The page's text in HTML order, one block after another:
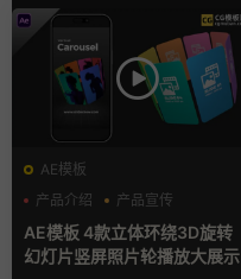
AE模板
产品介绍
产品宣传
产品展示
AE模板 4款立体环绕3D旋转
幻灯片竖屏照片轮播放大展示